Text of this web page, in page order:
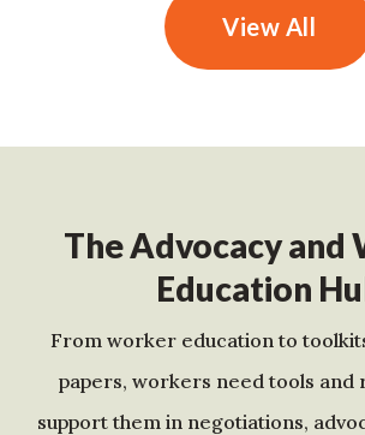
View All
The Advocacy and
Education
From worker education to
papers, workers need tools and
support them in negotiations,